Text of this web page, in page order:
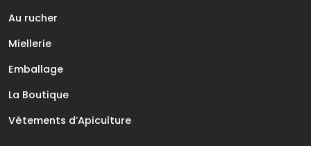
Au rucher
Miellerie
Emballage
La Boutique
Vêtements d’Apiculture